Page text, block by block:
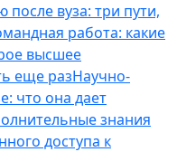
вуза: три пути,
работа: какие
высшее
еще разНаучно-
что она дает
знания
доступа к